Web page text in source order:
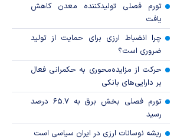
تورم فصلی تولیدکننده معدن کاهش
یافت
چرا انضباط ارزی برای حمایت از تولید
ضروری است؟
حرکت از مزایده‌محوری به حکمرانی فعال
بر دارایی‌های بانکی
تورم فصلی بخش برق به ۶۵.۷ درصد
رسید
ریشه نوسانات ارزی در ایران سیاسی است